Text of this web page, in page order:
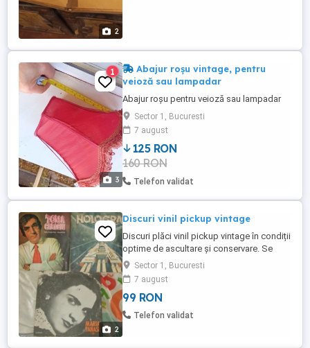
2
3
1
Abajur roșu vintage, pentru
veioză sau lampadar
Abajur roșu pentru veioză sau lampadar
Sector 1, Bucuresti
7 august
125 RON
160 RON
Telefon validat
2
Discuri vinil pickup vintage
Discuri plăci vinil pickup vintage în condiții
optime de ascultare și conservare. Se
vinde cu reducere la mai multe
achiziționate. Predare personală S1 sau
expediez oriunde în țară doar prin poșta
română cu 23 lei. Vizitați și celelalte
anunțuri din lista mea.
Sector 1, Bucuresti
7 august
99 RON
Telefon validat